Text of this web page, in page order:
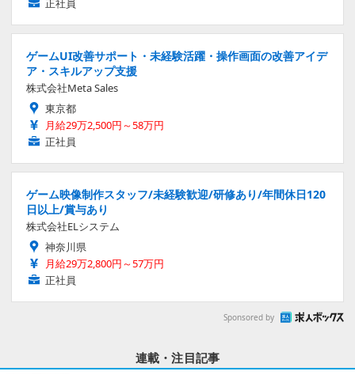
正社員
ゲームUI改善サポート・未経験活躍・操作画面の改善アイデ
ア・スキルアップ支援
株式会社Meta Sales
東京都
月給29万2,500円～58万円
正社員
ゲーム映像制作スタッフ/未経験歓迎/研修あり/年間休日120
日以上/賞与あり
株式会社ELシステム
神奈川県
月給29万2,800円～57万円
正社員
Sponsored by
連載・注目記事